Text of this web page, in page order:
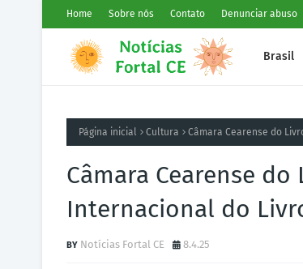
Home Sobre nós Contato Denunciar abuso
Brasil
Página inicial Cultura Câmara Cearense do
Câmara Cearense
Internacional do
Notícias Fortal CE 8.4.25